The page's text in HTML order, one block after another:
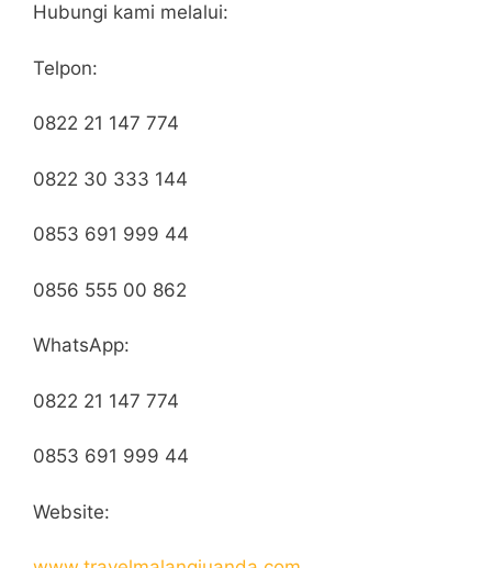
Hubungi kami melalui:
Telpon:
0822 21 147 774
0822 30 333 144
0853 691 999 44
0856 555 00 862
WhatsApp:
0822 21 147 774
0853 691 999 44
Website: